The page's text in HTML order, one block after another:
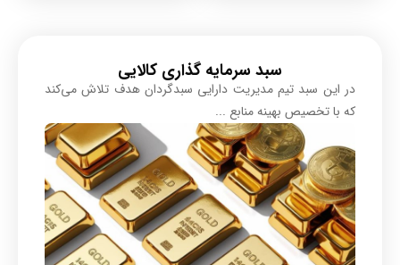
سبد سرمایه گذاری کالایی
در این سبد تیم مدیریت دارایی سبدگردان هدف تلاش می‌کند
که با تخصیص بهینه منابع ...